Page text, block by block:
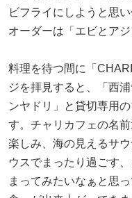
ビフライにしようと思
オーダーは「エビとアジ
料理を待つ間に「
ジを拝見すると、「西
ンヤドリ」と貸切専用
す。チャリカフェの名
楽しみ、海の見えるサ
ウスでまったり過ごす
まってみたいなぁと思